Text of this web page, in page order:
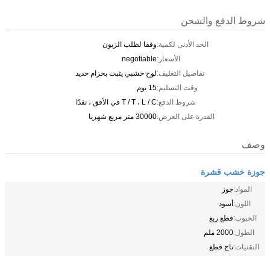
شروط الدفع والشحن
الحد الأدنى لكمية:وفقا لطلب الزبون
الأسعار:negotiable
تفاصيل التغليف:لوح خشبي يثبت بحزام حديد
وقت التسليم:15 يوم
شروط الدفع:T / T ، L / C في الأفق ، نقدًا
القدرة على العرض:30000 متر مربع شهريا
وصف
جوزة خشب قشرة
المواد:جوز
اللون:أسود
الحبوب:قطع ربع
الطول:2000 ملم
التقنيات:تاج قطع